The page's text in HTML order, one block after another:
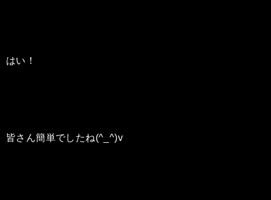
はい！
皆さん簡単でしたね(^_^)v